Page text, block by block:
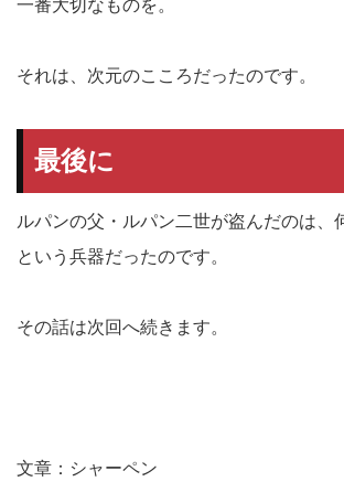
一番大切なものを。
それは、次元のこころだったのです。
最後に
ルパンの父・ルパン二世が盗んだのは、
という兵器だったのです。
その話は次回へ続きます。
文章：シャーペン